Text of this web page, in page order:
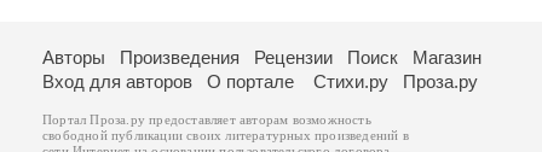
Авторы Произведения Рецензии Поиск
Магазин
Вход для авторов
О портале Стихи.ру Проза.ру
Портал Проза.ру предоставляет авторам возможность
свободной публикации своих литературных произведений в